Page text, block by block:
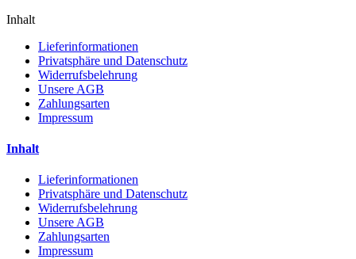
Inhalt
Lieferinformationen
Privatsphäre und Datenschutz
Widerrufsbelehrung
Unsere AGB
Zahlungsarten
Impressum
Inhalt
Lieferinformationen
Privatsphäre und Datenschutz
Widerrufsbelehrung
Unsere AGB
Zahlungsarten
Impressum